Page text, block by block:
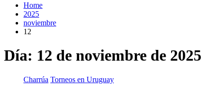
Home
2025
noviembre
12
Día: 12 de noviembre de 2025
Charrúa Torneos en Uruguay